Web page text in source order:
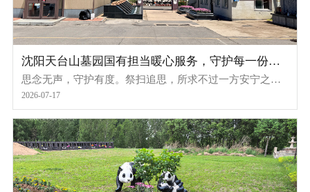
沈阳天台山墓园国有担当暖心服务，守护每一份绵
长思念
思念无声，守护有度。祭扫追思，所求不过一方安宁之
地、一份暖心慰藉。沈阳天台山墓园，始终以国有墓园的
的园区环境，更以贴心、便捷、暖心的专属服务，善待每
一份思念，慰藉每一份深情。
2026-07-17